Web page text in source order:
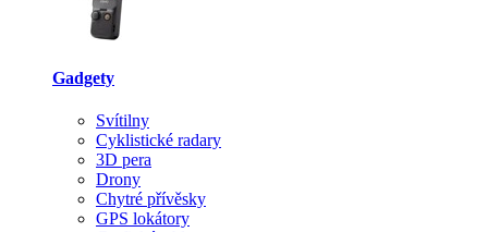
Gadgety
Svítilny
Cyklistické radary
3D pera
Drony
Chytré přívěsky
GPS lokátory